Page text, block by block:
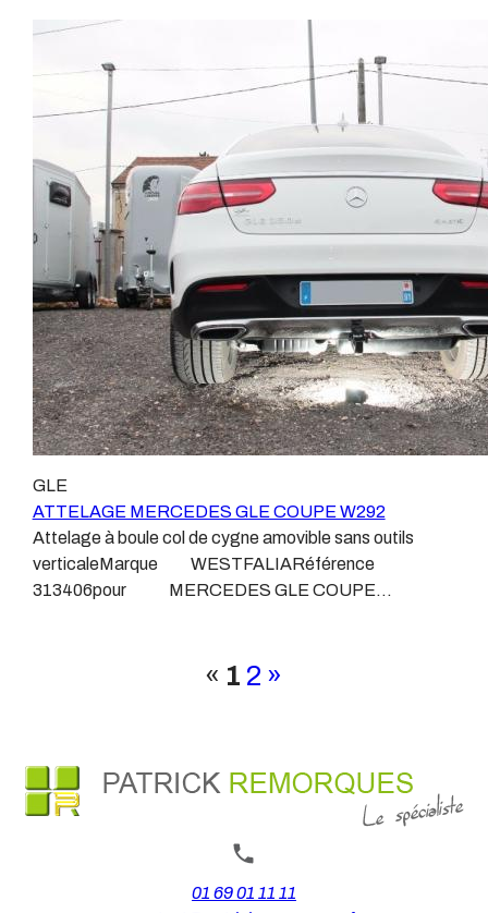
remorque, boule d’arrimage, crochet d’attache.
faisceaux « d’origine », c'est-à-dire fabriqués
spécifiquement pour votre véhicule, se branchant aux
emplacements prévus et suivant les normes
constructeurs. En dehors de quelques rares cas, nous
ne montons jamais de faisceau appelé : adaptable,
universel, modulable, smart…., et quand nous le
faisons, s’il n’existe pas d’autre choix, nous utilisons le
plus haut de gamme du marché, le plus fiable et le plus
stable. Il faut savoir que le montage d’un faisceau non
conforme ou adaptable vous fera perdre tout recours et
toute garantie auprès du constructeur en cas de
défaillance. Ce genre de faisceau est souvent mal
monté, alimenté par les éclairages intérieurs et fait
courir de vrai risque technique à votre véhicule. Nous
n’intervenons pas sur les véhicules ayant ce type de
montage non conforme. Voilà pourquoi il est nécessaire
de confier la pose d'un attelage à un professionnel
normes, nous ne transigeons pas sur ces points. Les
différentes dénominations pour un attelage sont
:Attelage pour voiture, crochet d’attelage, boule pour
voiture, attache remorque, attache voiture, attelage
camion, crochet voiture, attache auto, boule pour
visible, uniquement sur le dessousPoids maxi tractable
3500 kgValeur S 140 kgPoids de l'attelage 30
kgAnhängerkupplung MERCEDES GLE COUPE 63
AMGVidéo de démonstration 1Vidéo de démonstration
2Patrick Remorques se conjugue avec ATTELAGE
depuis 1968.Les temps ont changé depuis les premiers
attelages fabriqués à la demande dans l’atelier, autour
d’un poste à souder et d’un étau.L’évolution technique et
la normalisation sont passées par là.Maintenant un
attelage doit être homologué, c’est le cas de tous les
produits que nous proposons, sans exception !Nous ne
travaillons qu’avec les marques homologuées à même
d’assurer le suivi de leurs produits :ATTELAGES
WESTFALIAATTELAGES SIARRATTELAGES
BRINKATTELAGES THULEATTELAGES
BOISNIERATTELAGES GDWATTELAGES
ARAGONLe faisceau électrique est devenu le produit le
plus technique, lui aussi est soumis à normalisation et
homologation.Le faisceau est connecté à votre
véhicule, il doit être prévu à cet effet, supporter les
vibrations et les contraintes auquel il peut être soumis.
Dans certains cas le faisceau connecté modifie la
spécifiquement pour votre véhicule, se branchant aux
ne montons jamais de faisceau appelé : adaptable,
universel, modulable, smart…., et quand nous le
faisons, s’il n’existe pas d’autre choix, nous utilisons le
plus haut de gamme du marché, le plus fiable et le plus
stable.Il faut savoir que le montage d’un faisceau non
conforme ou adaptable vous fera perdre tout recours et
GLE
ATTELAGE MERCEDES GLE COUPE W292
Attelage à boule col de cygne amovible sans outils
verticaleMarque WESTFALIARéférence
313406pour MERCEDES GLE COUPE
passe par la trappe d'originiePoids maxi tractable 3500
2Patrick Remorques se conjugue avec ATTELAGE
depuis 1968.Les temps ont changé depuis les premiers
attelages fabriqués à la demande dans l’atelier, autour
d’un poste à souder et d’un étau.L’évolution technique et
attelage doit être homologué, c’est le cas de tous les
« 1 2 »
01 69 01 11 11